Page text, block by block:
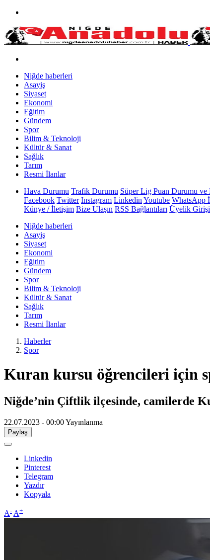
Niğde haberleri
Asayiş
Siyaset
Ekonomi
Eğitim
Gündem
Spor
Bilim & Teknoloji
Kültür & Sanat
Sağlık
Tarım
Resmi İlanlar
Hava Durumu Trafik Durumu Süper Lig Puan Durumu ve
Facebook Twitter Instagram Linkedin Youtube WhatsApp
Künye / İletişim Bize Ulaşın RSS Bağlantıları Üyelik Girişi
Niğde haberleri
Asayiş
Siyaset
Ekonomi
Eğitim
Gündem
Spor
Bilim & Teknoloji
Kültür & Sanat
Sağlık
Tarım
Resmi İlanlar
Haberler
Spor
Kuran kursu öğrencileri için
Niğde’nin Çiftlik ilçesinde, camilerde
22.07.2023 - 00:00Yayınlanma
Paylaş
Linkedin
Pinterest
Telegram
Yazdır
Kopyala
A- A+